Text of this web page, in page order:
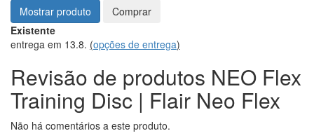
Mostrar produto
Comprar
Existente
entrega em 13.8. (opções de entrega)
Revisão de produtos NEO Flex
Training Disc | Flair Neo Flex
Não há comentários a este produto.